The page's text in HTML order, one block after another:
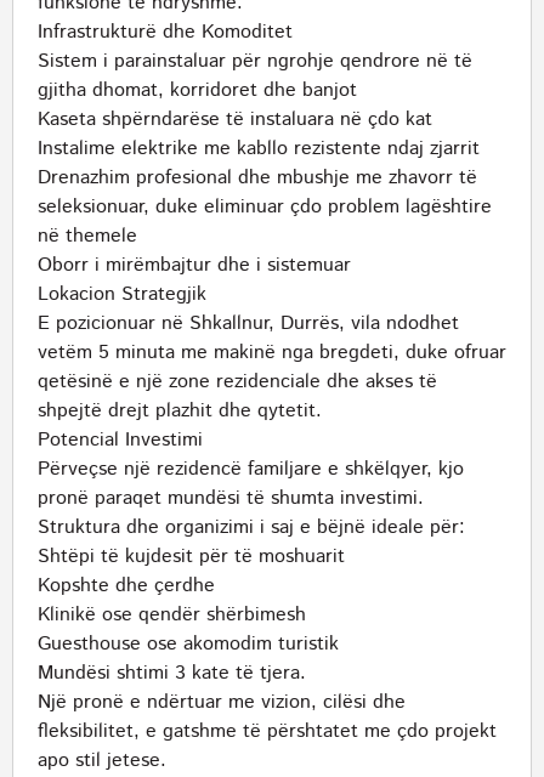
Infrastrukturë dhe Komoditet
Sistem i parainstaluar për ngrohje qendrore në të
gjitha dhomat, korridoret dhe banjot
Kaseta shpërndarëse të instaluara në çdo kat
Instalime elektrike me kabllo rezistente ndaj zjarrit
Drenazhim profesional dhe mbushje me zhavorr të
seleksionuar, duke eliminuar çdo problem lagështire
në themele
Oborr i mirëmbajtur dhe i sistemuar
Lokacion Strategjik
E pozicionuar në Shkallnur, Durrës, vila ndodhet
vetëm 5 minuta me makinë nga bregdeti, duke ofruar
qetësinë e një zone rezidenciale dhe akses të
shpejtë drejt plazhit dhe qytetit.
Potencial Investimi
Përveçse një rezidencë familjare e shkëlqyer, kjo
pronë paraqet mundësi të shumta investimi.
Struktura dhe organizimi i saj e bëjnë ideale për:
Shtëpi të kujdesit për të moshuarit
Kopshte dhe çerdhe
Klinikë ose qendër shërbimesh
Guesthouse ose akomodim turistik
Mundësi shtimi 3 kate të tjera.
Një pronë e ndërtuar me vizion, cilësi dhe
fleksibilitet, e gatshme të përshtatet me çdo projekt
apo stil jetese.